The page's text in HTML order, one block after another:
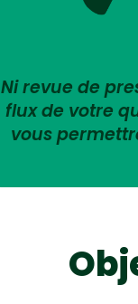
Ni revue de
flux de votre
vous